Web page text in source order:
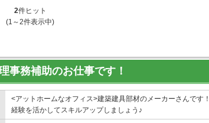
2件ヒット
(1～2件表示中)
事務補助のお仕事です！
<アットホームなオフィス>建築建具部材のメーカーさんです！
経験を活かしてスキルアップしましょう♪